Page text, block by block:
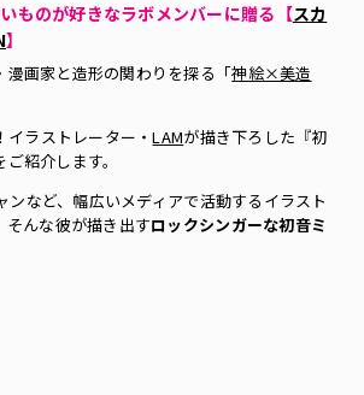
ものが好きなラボメンバーに贈る 【スカ
】
漫画家と造形の関わりを探る「神絵×美造
イラストレーター・LAMが描き下ろした『初
紹介します。
など、幅広いメディアで活動するイラスト
そんな彼が描き出すロックシンガーな初音ミ